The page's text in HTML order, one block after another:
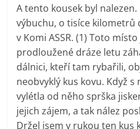
A tento kousek byl
výbuchu, o tisíce kilometrů
v Komi ASSR. (1) Toto
prodloužené dráze letu
dálnici, kteří tam rybařili,
neobvyklý kus kovu. Když
vylétla od něho sprška
jejich zájem, a tak nález
Držel jsem v rukou ten kus